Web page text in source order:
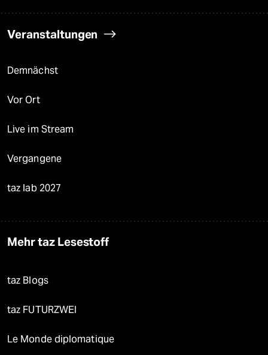
Veranstaltungen
Demnächst
Vor Ort
Live im Stream
Vergangene
taz lab 2027
Mehr taz Lesestoff
taz Blogs
taz FUTURZWEI
Le Monde diplomatique